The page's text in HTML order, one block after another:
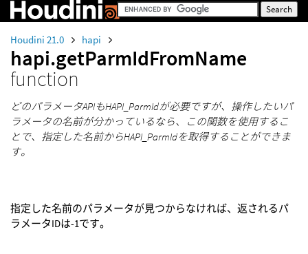
Houdini 21.0 hapi
hapi.getParmIdFromName
function
どのパラメータAPIもHAPI_ParmIdが必要ですが、操作したいパ
ラメータの名前が分かっているなら、この関数を使用するこ
とで、指定した名前からHAPI_ParmIdを取得することができま
す。
指定した名前のパラメータが見つからなければ、返されるパ
ラメータIDは-1です。